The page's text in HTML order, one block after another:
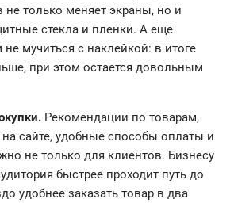
не только меняет экраны, но и
стекла и пленки. А еще
мучиться с наклейкой: в итоге
при этом остается довольным
Рекомендации по товарам,
на сайте, удобные способы оплаты и
не только для клиентов. Бизнесу
быстрее проходит путь до
удобнее заказать товар в два